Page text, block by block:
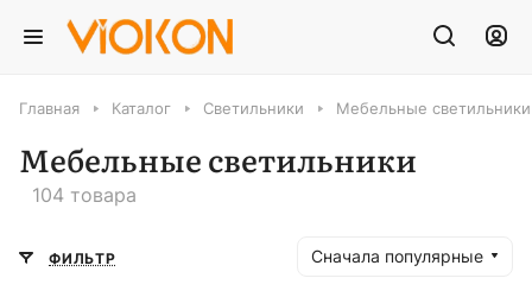
Главная Каталог Светильники Мебельные светильники
Мебельные светильники
104 товара
ФИЛЬТР Сначала популярные